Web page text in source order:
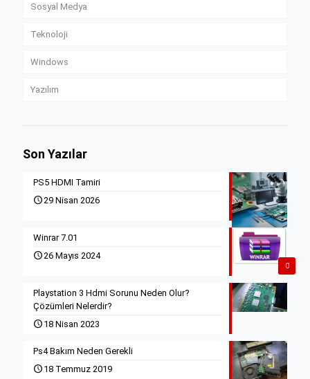
Sosyal Medya
Teknoloji
Windows
Yazılım
Son Yazılar
PS5 HDMI Tamiri
29 Nisan 2026
0
Winrar 7.01
26 Mayıs 2024
Playstation 3 Hdmi Sorunu Neden Olur?
Çözümleri Nelerdir?
18 Nisan 2023
Ps4 Bakım Neden Gerekli
18 Temmuz 2019